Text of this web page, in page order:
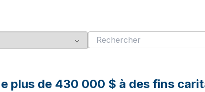
plus de 430 000 $ à des fins